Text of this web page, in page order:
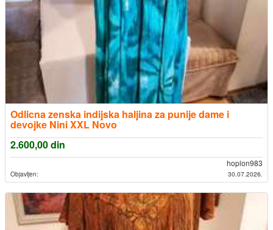
Odlicna zenska indijska haljina za punije dame i
devojke Nini XXL Novo
2.600,00din
hoplon983
Objavljen: 30.07.2026.